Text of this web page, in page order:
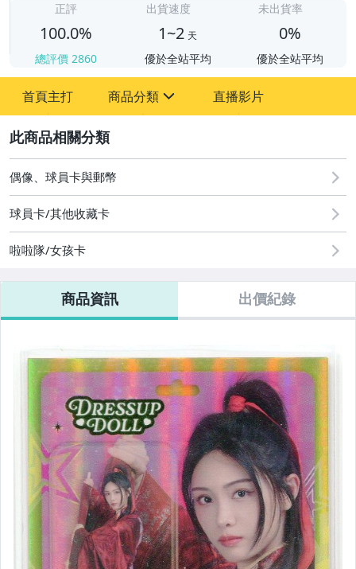
正評
100.0%
總評價 2860
出貨速度
1~2 天
優於全站平均
未出貨率
0%
優於全站平均
首頁主打 商品分類
偶像、球員卡與郵幣
直播影片
偶像、球員卡與郵幣
球員卡/其他收藏卡
啦啦隊/女孩卡
商品資訊 出價紀錄